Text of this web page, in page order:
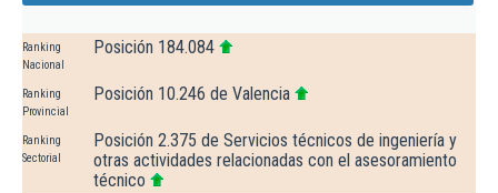
Ranking
Nacional
Posición 184.084
Ranking
Provincial
Posición 10.246 de Valencia
Ranking
Sectorial
Posición 2.375 de Servicios técnicos de ingeniería y
otras actividades relacionadas con el asesoramiento
técnico